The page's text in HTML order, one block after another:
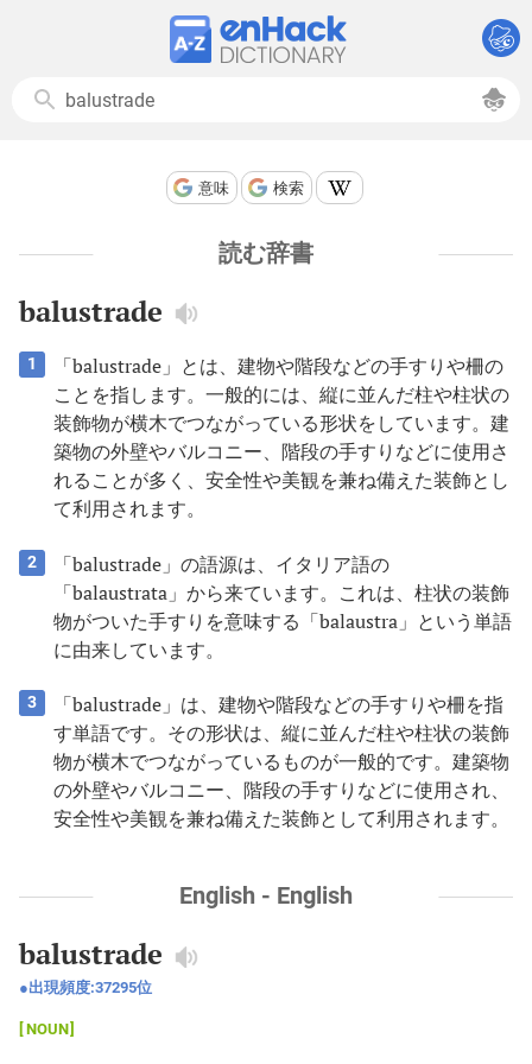
意味 検索
読む辞書
balustrade
1
「balustrade」とは、建物や階段などの手すりや柵の
ことを指します。一般的には、縦に並んだ柱や柱状の
装飾物が横木でつながっている形状をしています。建
築物の外壁やバルコニー、階段の手すりなどに使用さ
れることが多く、安全性や美観を兼ね備えた装飾とし
て利用されます。
2
「balustrade」の語源は、イタリア語の
「balaustrata」から来ています。これは、柱状の装飾
物がついた手すりを意味する「balaustra」という単語
に由来しています。
3
「balustrade」は、建物や階段などの手すりや柵を指
す単語です。その形状は、縦に並んだ柱や柱状の装飾
物が横木でつながっているものが一般的です。建築物
の外壁やバルコニー、階段の手すりなどに使用され、
安全性や美観を兼ね備えた装飾として利用されます。
English - English
balustrade
出現頻度:37295位
NOUN